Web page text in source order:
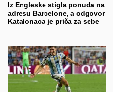
Iz Engleske stigla ponuda na
adresu Barcelone, a odgovor
Katalonaca je priča za sebe